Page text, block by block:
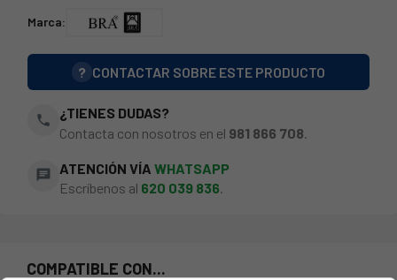
Marca:
? CONTACTAR SOBRE ESTE PRODUCTO
phone
¿TIENES DUDAS?
Contacta con nosotros en el 981 866 708
chat ATENCIÓN VÍA WHATSAPP
Escríbenos al 620 039 836.
COMPATIBLE CON...